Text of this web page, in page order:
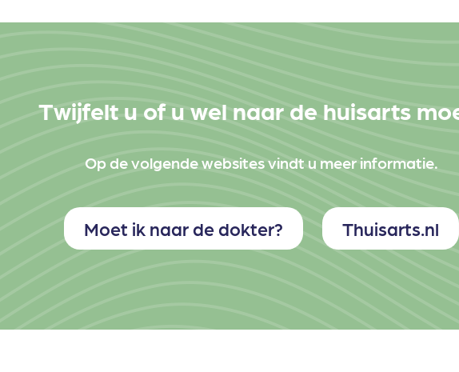
Twijfelt u of u wel naar de huisarts
Op de volgende websites vindt u meer informatie.
Moet ik naar de dokter? Thuisarts.nl